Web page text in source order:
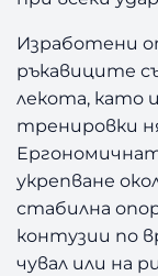
Изработени
ръкавиците
лекота, като
тренировки
укрепване
стабилна
контузии по
чувал или на